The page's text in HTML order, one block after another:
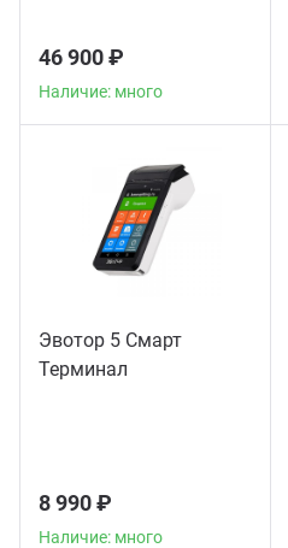
46 900 ₽
Наличие: много
Эвотор 5 Смарт
Терминал
8 990 ₽
Наличие: много